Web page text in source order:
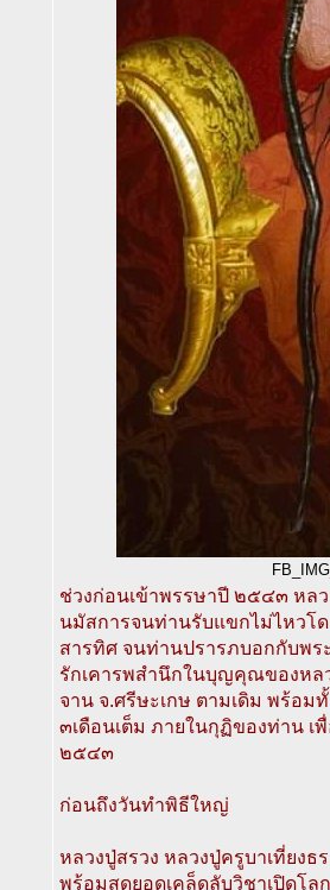
ช่วงก่อนเข้าพรรษาปี ๒๕๔๓ หล
นมัสการจนท่านรับแขกไม่ไหวโ
สารทิศ จนท่านปรารภบอกกับพร
รักเคารพสำนึกในบุญคุณของหล
จาน จ.ศรีษะเกษ ตามเดิม พร้อม
๓เดือนเต็ม ภายในกุฏิของท่าน
๒๕๔๓
ก่อนถึงวันทำพิธีใหญ่
หลวงปู่สรวง หลวงปู่ครูบาเที่ยง
พร้อมสุดยอดเคล็ดลับวิชาเปิดโล